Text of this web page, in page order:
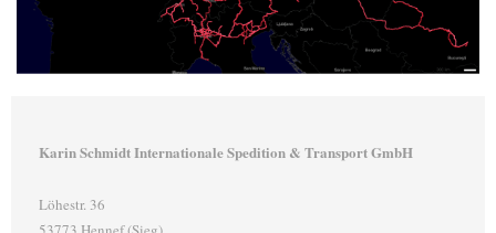
Karin Schmidt Internationale Spedition & Transport GmbH
Löhestr. 36